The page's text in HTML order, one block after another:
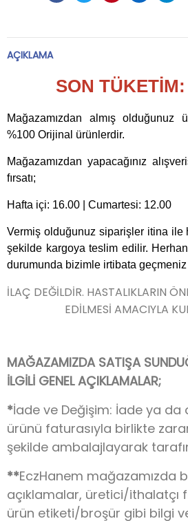
AÇIKLAMA
SON
Mağazamızdan almış olduğunuz
%100 Orijinal ürünlerdir.
Mağazamızdan yapacağınız
fırsatı;
Hafta içi: 16.00 | Cumartesi: 12.00
Vermiş olduğunuz siparişler itina ile
şekilde kargoya teslim edilir.
durumunda bizimle irtibata
İLAÇ DEĞİLDİR. HASTALIKLARIN
EDİLMESİ AMACIYLA
MAĞAZAMIZDA SATIŞA
İLGİLİ GENEL AÇIKLAMALAR;
*İade ve Değişim: İade ya da
ürünü faturasıyla birlikte
şekilde ambalajlayarak
**EczHanem mağazamızda
açıklamalar, üretici/ithalatçı
ürün etiketi/broşür gibi bilgi